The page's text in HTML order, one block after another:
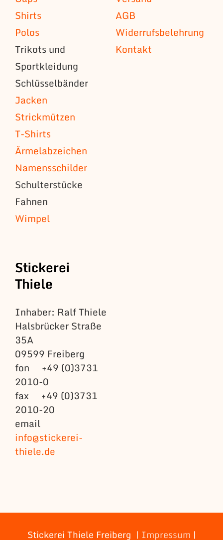
Shirts
Polos
Trikots und
Sportkleidung
Schlüsselbänder
Jacken
Strickmützen
T-Shirts
Ärmelabzeichen
Namensschilder
Schulterstücke
Fahnen
Wimpel
AGB
Widerrufsbelehrung
Kontakt
Stickerei
Thiele
Inhaber: Ralf Thiele
Halsbrücker Straße
35A
09599 Freiberg
fon +49 (0)3731
2010-0
fax +49 (0)3731
2010-20
email
info@stickerei-
thiele.de
Stickerei Thiele Freiberg | Impressum |